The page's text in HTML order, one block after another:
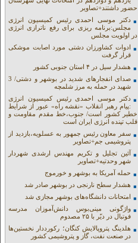
حضور داشتند+تصاویر
دکتر موسی احمدی رئیس کمیسیون انرژی
مجلس:برنامه ریزی برای رفع ناترازی انرژی
در اولویت مجلس
ادوات کشاورزان دشتی مورد اصابت موشکی
قرار گرفت
هشدار سیل در ۴ استان جنوبی کشور
صدای انفجارهای شدید در بوشهر و دشتی/ 3
شهید در حمله به مرز شلمچه
دکتر موسی احمدی رئیس کمیسیون انرژی
:پیام رهبر انقلاب «نقشه راه» عبور از شرایط
خطیر کشور است/ جنوب،خط مقدم مقاومت و
قلب تپنده انرژی ایران است
سفر معاون رئیس جمهور به عسلویه،بازدید از
پتروشیمی جم+تصاویر
آئین تجلیل و تکریم مهندس ارشدی شهردار
شهر وحدتیه+تصاویر
حمله آمریکا به بوشهر و خورموج
هشدار سطح نارنجی در بوشهر صادر شد
امتحانات دانشگاه‌های بوشهر مجازی شد
واژگونی مینی‌بوس دانش‌آموزان مدرسه
فوتبال در دیّر با ۲۵ مصدوم
هلدینگ پتروپالایش کنگان؛ رکورددار نخستین‌ها
در صنعت نفت، گاز و پتروشیمی کشور